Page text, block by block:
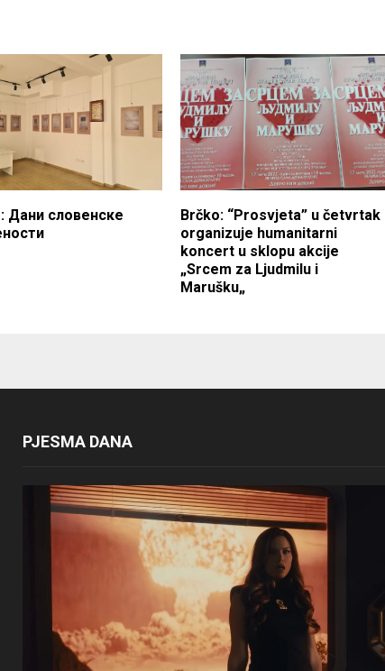
Дани словенске
Brčko: “Prosvjeta” u četvrtak
organizuje humanitarni
koncert u sklopu akcije
„Srcem za Ljudmilu i
Marušku„
PJESMA DANA